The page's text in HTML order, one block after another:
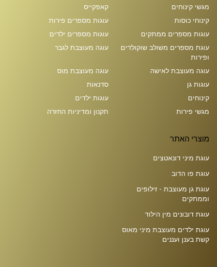
מגשי קינוחים
קאפקייס
קינוחי כוסות
עוגות מספרים פירות
עוגות מספרים ממתקים
עוגות מספרים ילדים
עוגת מספרים משולב שוקולדים
ופירות
עוגה מעוצבת לגבר
עוגה מעוצבת לאישה
עוגה מעוצבת מוס
עוגות גן
סדנאות
קינוחים
עוגות ילדים
מגשי פירות
תקנון ומדיניות החזרה
מוצרי האתר
עוגת מיני דונאטצים
עוגת פו הדוב
עוגת גן מעוצבת - זילופים
וממתקים
עוגת דובונים מין הילוד
עוגת ילדים מעוצבת מיני מאוס
קשת בענן ועננים